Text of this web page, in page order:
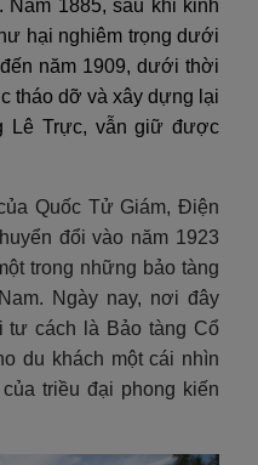
Năm 1885, sau khi kinh
hại nghiêm trọng dưới
năm 1909, dưới thời
tháo dỡ và xây dựng lại
Lê Trực, vẫn giữ được
Quốc Tử Giám, Điện
đổi vào năm 1923
trong những bảo tàng
Ngày nay, nơi đây
tư cách là Bảo tàng Cổ
du khách một cái nhìn
triều đại phong kiến